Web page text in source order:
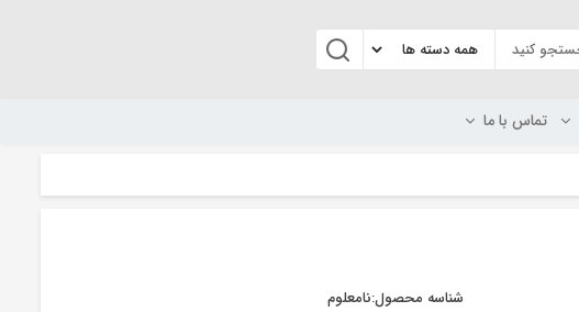
تماس با ما
شناسه محصول:نامعلوم